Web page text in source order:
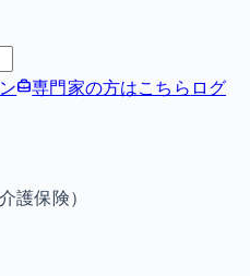
専門家の方はこちら ログ
護保険）